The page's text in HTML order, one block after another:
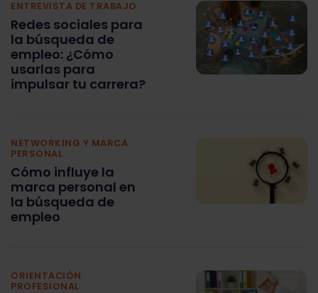
ENTREVISTA DE TRABAJO
Redes sociales para
la búsqueda de
empleo: ¿Cómo
usarlas para
impulsar tu carrera?
NETWORKING Y MARCA
PERSONAL
Cómo influye la
marca personal en
la búsqueda de
empleo
ORIENTACIÓN
PROFESIONAL